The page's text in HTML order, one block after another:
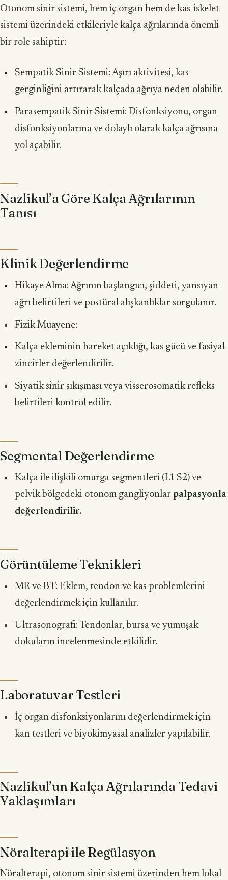
Otonom sinir sistemi, hem iç organ hem de kas-iskelet
sistemi üzerindeki etkileriyle kalça ağrılarında önemli
bir role sahiptir:
Sempatik Sinir Sistemi: Aşırı aktivitesi, kas
gerginliğini artırarak kalçada ağrıya neden olabilir.
Parasempatik Sinir Sistemi: Disfonksiyonu, organ
disfonksiyonlarına ve dolaylı olarak kalça ağrısına
yol açabilir.
Nazlikul’a Göre Kalça Ağrılarının
Tanısı
Klinik Değerlendirme
Hikaye Alma: Ağrının başlangıcı, şiddeti, yansıyan
ağrı belirtileri ve postüral alışkanlıklar sorgulanır.
Fizik Muayene:
Kalça ekleminin hareket açıklığı, kas gücü ve fasiyal
zincirler değerlendirilir.
Siyatik sinir sıkışması veya visserosomatik refleks
belirtileri kontrol edilir.
Segmental Değerlendirme
Kalça ile ilişkili omurga segmentleri (L1-S2) ve
pelvik bölgedeki otonom gangliyonlarpalpasyonla
değerlendirilir.
Görüntüleme Teknikleri
MR ve BT: Eklem, tendon ve kas problemlerini
değerlendirmek için kullanılır.
Ultrasonografi: Tendonlar, bursa ve yumuşak
dokuların incelenmesinde etkilidir.
Laboratuvar Testleri
İç organ disfonksiyonlarını değerlendirmek için
kan testleri ve biyokimyasal analizler yapılabilir.
Nazlikul’un Kalça Ağrılarında Tedavi
Yaklaşımları
Nöralterapi ile Regülasyon
Nöralterapi, otonom sinir sistemi üzerinden hem lokal